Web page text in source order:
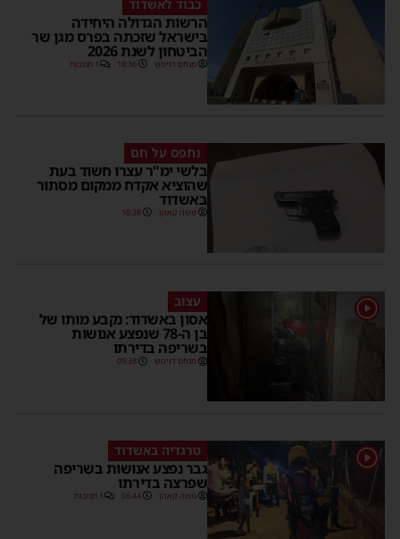
כבוד לאשדוד
הרשות הגדולה היחידה
בישראל שזכתה בפרס מגן שר
הביטחון לשנת 2026
מנחם דויטש 18:36 1 תגובות
נתפס על חם
בלשי ימ"ר עצרו חשוד בעת
שהוציא אקדח ממקום מסתור
באשדוד
משה קאהן 10:38
1 עצוב
אסון באשדוד: נקבע מותו של
בן ה-78 שנפצע אנושות
בשריפה בדירתו
מנחם דויטש 09:38
1 טרגדיה באשדוד
גבר נפצע אנושות בשריפה
שפרצה בדירתו
משה קאהן 06:44 1 תגובות